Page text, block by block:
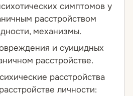
симптомов у
расстройством
механизмы.
и суицидных
расстройстве.
расстройства
личности: